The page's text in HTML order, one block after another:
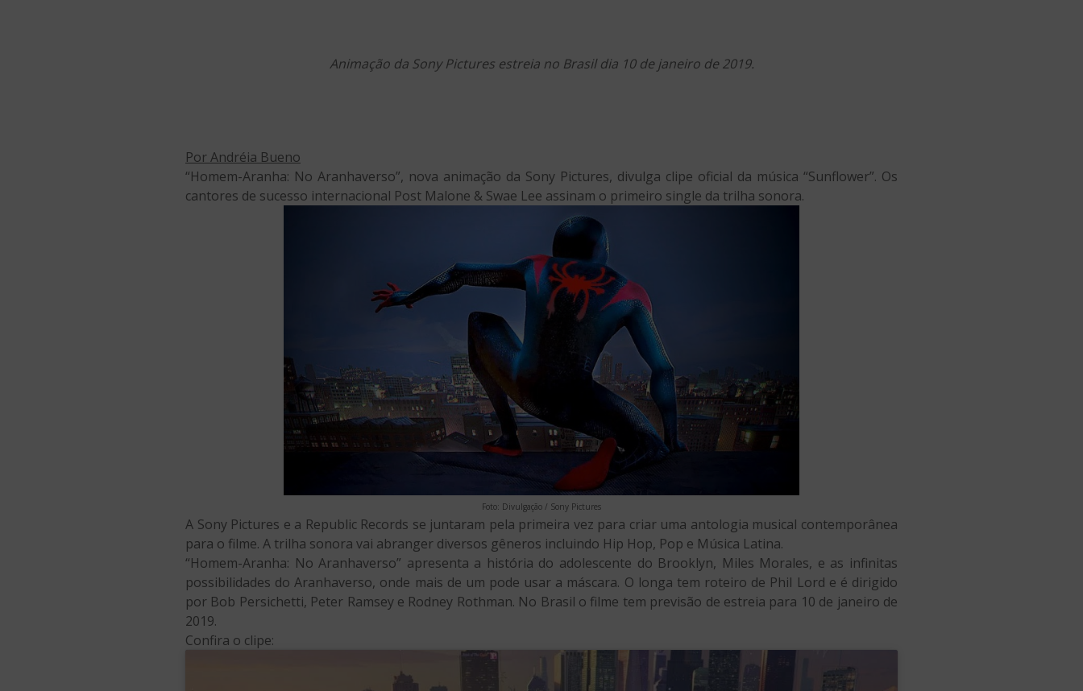
Animação da Sony Pictures estreia no Brasil dia 10 de janeiro de 2019.
Por Andréia Bueno
“Homem-Aranha: No Aranhaverso”, nova animação da Sony Pictures, divulga clipe oficial da música “Sunflower”. Os
cantores de sucesso internacional Post Malone & Swae Lee assinam o primeiro single da trilha sonora.
Foto: Divulgação / Sony Pictures
A Sony Pictures e a Republic Records se juntaram pela primeira vez para criar uma antologia musical contemporânea
para o filme. A trilha sonora vai abranger diversos gêneros incluindo Hip Hop, Pop e Música Latina.
“Homem-Aranha: No Aranhaverso” apresenta a história do adolescente do Brooklyn, Miles Morales, e as infinitas
possibilidades do Aranhaverso, onde mais de um pode usar a máscara. O longa tem roteiro de Phil Lord e é dirigido
por Bob Persichetti, Peter Ramsey e Rodney Rothman. No Brasil o filme tem previsão de estreia para 10 de janeiro de
2019.
Confira o clipe: